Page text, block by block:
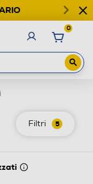
0
Filtri 5